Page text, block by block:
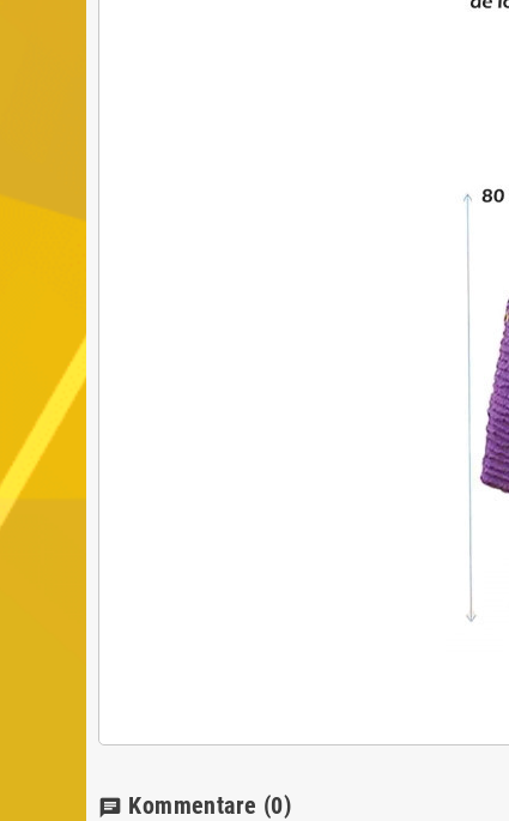
chat Kommentare (0)